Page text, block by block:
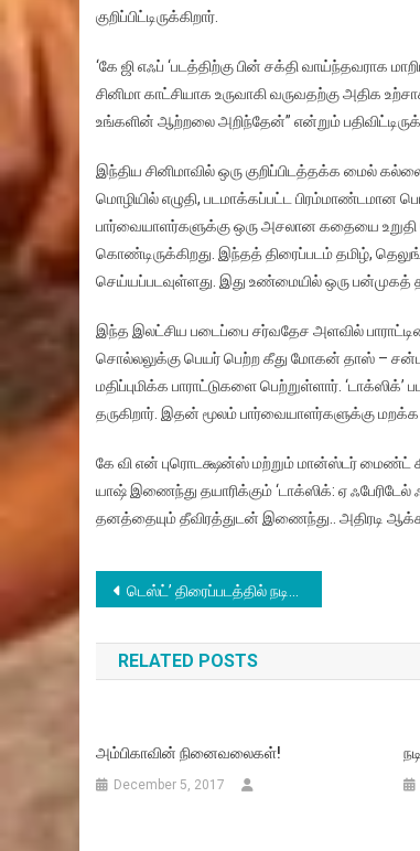
குறிப்பிட்டிருக்கிறார்.
‘கே ஜி எஃப் ‘படத்திற்கு பின் சக்தி வாய்ந்தவராக
சினிமா காட்சியாக உருவாகி வருவதற்கு அதிக
உங்களின் ஆற்றலை அறிந்தேன்” என்றும்
இந்திய சினிமாவில் ஒரு குறிப்பிடத்தக்க மைல்
மொழியில் எழுதி, படமாக்கப்பட்ட பிரம்மாண்டமான
பார்வையாளர்களுக்கு ஒரு அசலான கதையை
கொண்டிருக்கிறது. இந்தத் திரைப்படம் தமிழ்,
செய்யப்படவுள்ளது. இது உண்மையில் ஒரு பன்முகத்
இந்த இலட்சிய படைப்பை சர்வதேச அளவில்
சொல்லலுக்கு பெயர் பெற்ற கீது மோகன் தாஸ் –
மதிப்புமிக்க பாராட்டுகளை பெற்றுள்ளார்.
தருகிறார். இதன் மூலம் பார்வையாளர்களுக்கு மறக்க
கே வி என் புரொடக்ஷன்ஸ் மற்றும் மான்ஸ்டர் மைண்ட்
யாஷ் இணைந்து தயாரிக்கும் ‘டாக்ஸிக்: ஏ
தனத்தையும் தீவிரத்துடன் இணைந்து.. அதிரடி
Post
navigation
டெஸ்ட்’ திரைப்படத்தில் நடிகர் ஆர். மாதவனின் கதாபாத்திரம் சரவணனாக அறிமுகம்
RELATED POSTS
அம்பிகாவின் நினைவலைகள்!
December 5, 2017